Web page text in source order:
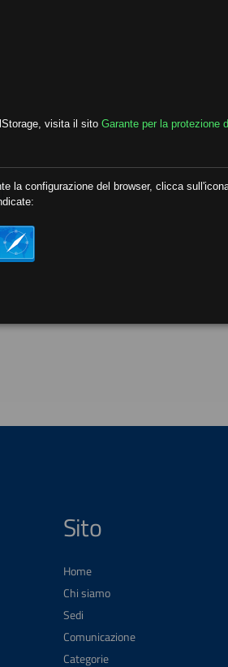
Sito
Home
Chi siamo
Sedi
Comunicazione
Categorie
visita il sito Garante per la protezione
la configurazione del browser, clicca